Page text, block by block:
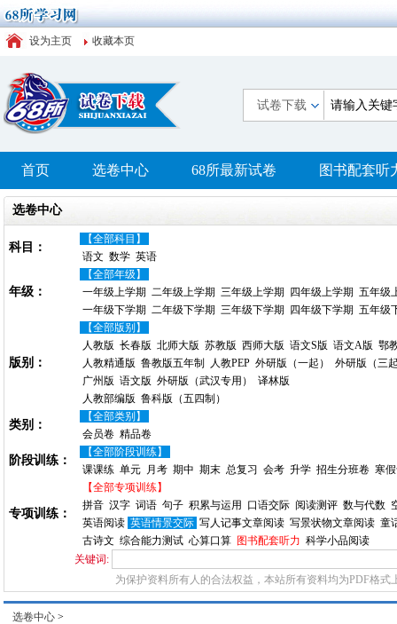
设为主页 收藏本页
试卷下载
首页 选卷中心 68所最新试卷 图书配套听
选卷中心
科目：
【全部科目】
语文 数学 英语
年级：
【全部年级】
一年级上学期 二年级上学期 三年级上学期 四年级上学期 五年级
一年级下学期 二年级下学期 三年级下学期 四年级下学期 五年级
版别：
【全部版别】
人教版 长春版 北师大版 苏教版 西师大版 语文S版 语文A版 鄂
人教精通版 鲁教版五年制 人教PEP 外研版（一起）
外研版（三
广州版 语文版 外研版（武汉专用）
译林版
人教部编版 鲁科版（五四制）
类别：
【全部类别】
会员卷 精品卷
阶段训练：
【全部阶段训练】
课课练 单元 月考 期中 期末 总复习 会考 升学 招生分班卷 寒
专项训练：
【全部专项训练】
拼音 汉字 词语 句子 积累与运用 口语交际 阅读测评 数与代数
英语阅读 英语情景交际 写人记事文章阅读 写景状物文章阅读 童
古诗文 综合能力测试 心算口算 图书配套听力 科学小品阅读
关键词:
为保护资料所有人的合法权益，本站所有资料均为PDF格式
选卷中心 >